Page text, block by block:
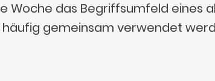
Woche das Begriffsumfeld eines
häufig gemeinsam verwendet